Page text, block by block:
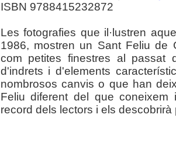
ISBN 9788415232872
Les fotografies que il·lustren
1986, mostren un Sant Feliu de
com petites finestres al passat
d'indrets i d'elements
nombrosos canvis o que han
Feliu diferent del que
record dels lectors i els